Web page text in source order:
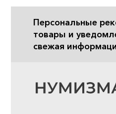
Персональные
товары и
свежая